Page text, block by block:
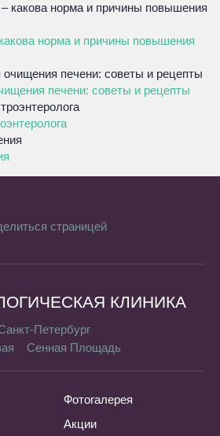
норма и причины повышения
печени: советы и рецепты
страницей
КЛИНИКА
Петербург
Сенная Площадь
Фотогалерея
Акции